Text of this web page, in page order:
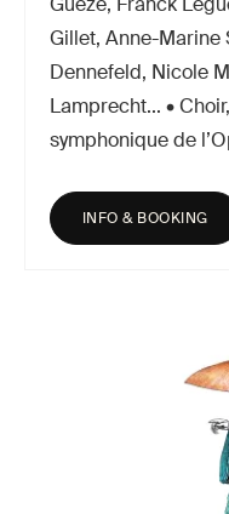
Gillet, Anne-Marine
Dennefeld, Nicole
Lamprecht... •
symphonique de
INFO & BOOKING